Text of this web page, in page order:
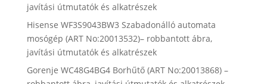
javítási útmutatók és alkatrészek
Hisense WF3S9043BW3 Szabadonálló automata
mosógép (ART No:20013532)– robbantott ábra,
javítási útmutatók és alkatrészek
Gorenje WC48G4BG4 Borhűtő (ART No:20013868) –